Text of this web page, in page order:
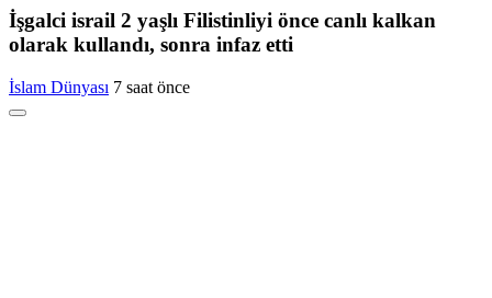
İşgalci israil 2 yaşlı Filistinliyi önce canlı kalkan
olarak kullandı, sonra infaz etti
İslam Dünyası 7 saat önce